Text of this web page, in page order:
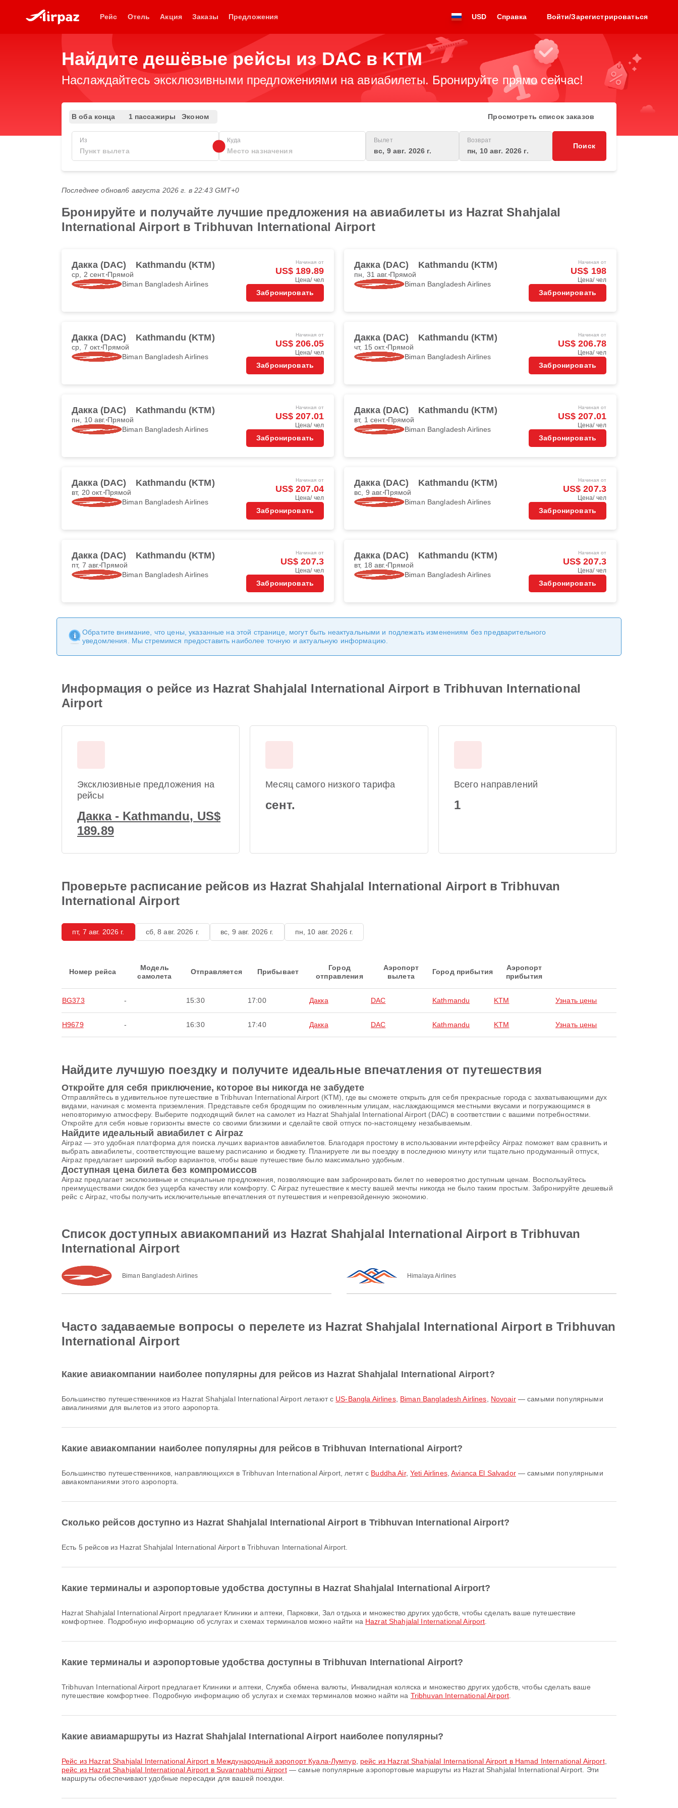
Рейс Отель Акция Заказы Предложения USD Справка Войти/Зарегистрироваться
Найдите дешёвые рейсы из DAC в KTM
Наслаждайтесь эксклюзивными предложениями на авиабилеты. Бронируйте прямо сейчас!
В оба конца 1 пассажиры Эконом Просмотреть список заказов
Из Куда Вылет
вс, 9 авг. 2026 г.
Возврат
пн, 10 авг. 2026 г.
Поиск
Последнее обновл6 августа 2026 г. в 22:43 GMT+0
Бронируйте и получайте лучшие предложения на авиабилеты из Hazrat Shahjalal
International Airport в Tribhuvan International Airport
Дакка (DAC) Kathmandu (KTM)
ср, 2 сент. Прямой
Biman Bangladesh Airlines
Начиная от
US$ 189.89
Цена/ чел
Забронировать
Дакка (DAC) Kathmandu (KTM)
пн, 31 авг. Прямой
Biman Bangladesh Airlines
Начиная от
US$ 198
Цена/ чел
Забронировать
Дакка (DAC) Kathmandu (KTM)
ср, 7 окт. Прямой
Biman Bangladesh Airlines
Начиная от
US$ 206.05
Цена/ чел
Забронировать
Дакка (DAC) Kathmandu (KTM)
чт, 15 окт. Прямой
Biman Bangladesh Airlines
Начиная от
US$ 206.78
Цена/ чел
Забронировать
Дакка (DAC) Kathmandu (KTM)
пн, 10 авг. Прямой
Biman Bangladesh Airlines
Начиная от
US$ 207.01
Цена/ чел
Забронировать
Дакка (DAC) Kathmandu (KTM)
вт, 1 сент. Прямой
Biman Bangladesh Airlines
Начиная от
US$ 207.01
Цена/ чел
Забронировать
Дакка (DAC) Kathmandu (KTM)
вт, 20 окт. Прямой
Biman Bangladesh Airlines
Начиная от
US$ 207.04
Цена/ чел
Забронировать
Дакка (DAC) Kathmandu (KTM)
вс, 9 авг. Прямой
Biman Bangladesh Airlines
Начиная от
US$ 207.3
Цена/ чел
Забронировать
Дакка (DAC) Kathmandu (KTM)
пт, 7 авг. Прямой
Biman Bangladesh Airlines
Начиная от
US$ 207.3
Цена/ чел
Забронировать
Дакка (DAC) Kathmandu (KTM)
вт, 18 авг. Прямой
Biman Bangladesh Airlines
Начиная от
US$ 207.3
Цена/ чел
Забронировать
Обратите внимание, что цены, указанные на этой странице, могут быть неактуальными и подлежать изменениям без предварительного
уведомления. Мы стремимся предоставить наиболее точную и актуальную информацию.
Информация о рейсе из Hazrat Shahjalal International Airport в Tribhuvan International
Airport
Эксклюзивные предложения на
рейсы
Дакка - Kathmandu, US$
189.89
Месяц самого низкого тарифа
сент.
Всего направлений
1
Проверьте расписание рейсов из Hazrat Shahjalal International Airport в Tribhuvan
International Airport
пт, 7 авг. 2026 г. сб, 8 авг. 2026 г. вс, 9 авг. 2026 г. пн, 10 авг. 2026 г.
Номер рейса
Модель
самолета
Отправляется Прибывает
Город
отправления
Аэропорт
вылета
Город прибытия
Аэропорт
прибытия
BG373 - 15:30 17:00 Дакка DAC Kathmandu KTM Узнать цены
H9679 - 16:30 17:40 Дакка DAC Kathmandu KTM Узнать цены
Найдите лучшую поездку и получите идеальные впечатления от путешествия
Откройте для себя приключение, которое вы никогда не забудете
Отправляйтесь в удивительное путешествие в Tribhuvan International Airport (KTM), где вы сможете открыть для себя прекрасные города с захватывающими дух
видами, начиная с момента приземления. Представьте себя бродящим по оживленным улицам, наслаждающимся местными вкусами и погружающимся в
неповторимую атмосферу. Выберите подходящий билет на самолет из Hazrat Shahjalal International Airport (DAC) в соответствии с вашими потребностями.
Откройте для себя новые горизонты вместе со своими близкими и сделайте свой отпуск по-настоящему незабываемым.
Найдите идеальный авиабилет с Airpaz
Airpaz — это удобная платформа для поиска лучших вариантов авиабилетов. Благодаря простому в использовании интерфейсу Airpaz поможет вам сравнить и
выбрать авиабилеты, соответствующие вашему расписанию и бюджету. Планируете ли вы поездку в последнюю минуту или тщательно продуманный отпуск,
Airpaz предлагает широкий выбор вариантов, чтобы ваше путешествие было максимально удобным.
Доступная цена билета без компромиссов
Airpaz предлагает эксклюзивные и специальные предложения, позволяющие вам забронировать билет по невероятно доступным ценам. Воспользуйтесь
преимуществами скидок без ущерба качеству или комфорту. С Airpaz путешествие к месту вашей мечты никогда не было таким простым. Забронируйте дешевый
рейс с Airpaz, чтобы получить исключительные впечатления от путешествия и непревзойденную экономию.
Список доступных авиакомпаний из Hazrat Shahjalal International Airport в Tribhuvan
International Airport
Biman Bangladesh Airlines Himalaya Airlines
Часто задаваемые вопросы о перелете из Hazrat Shahjalal International Airport в Tribhuvan
International Airport
Какие авиакомпании наиболее популярны для рейсов из Hazrat Shahjalal International Airport?
Большинство путешественников из Hazrat Shahjalal International Airport летают с US-Bangla Airlines, Biman Bangladesh Airlines Novoair— самыми популярными
авиалиниями для вылетов из этого аэропорта.
Какие авиакомпании наиболее популярны для рейсов в Tribhuvan International Airport?
Большинство путешественников, направляющихся в Tribhuvan International Airport, летят с Buddha Air,Yeti Airlines,Avianca El Salvador— самыми популярными
авиакомпаниями этого аэропорта.
Сколько рейсов доступно из Hazrat Shahjalal International Airport в Tribhuvan International Airport?
Есть 5 рейсов из Hazrat Shahjalal International Airport в Tribhuvan International Airport.
Какие терминалы и аэропортовые удобства доступны в Hazrat Shahjalal International Airport?
Hazrat Shahjalal International Airport предлагает Клиники и аптеки, Парковки, Зал отдыха и множество других удобств, чтобы сделать ваше путешествие
комфортнее. Подробную информацию об услугах и схемах терминалов можно найти на Hazrat Shahjalal International Airport
Какие терминалы и аэропортовые удобства доступны в Tribhuvan International Airport?
Tribhuvan International Airport предлагает Клиники и аптеки, Служба обмена валюты, Инвалидная коляска и множество других удобств, чтобы сделать ваше
путешествие комфортнее. Подробную информацию об услугах и схемах терминалов можно найти на Tribhuvan International Airport
Какие авиамаршруты из Hazrat Shahjalal International Airport наиболее популярны?
рейс из Hazrat Shahjalal International Airport в Международный аэропорт Куала-Лумпур, рейс из Hazrat Shahjalal International Airport в Hamad International Airport,
рейс из Hazrat Shahjalal International Airport в Suvarnabhumi Airport— самые популярные аэропортовые маршруты из Hazrat Shahjalal International Airport. Эти
маршруты обеспечивают удобные пересадки для вашей поездки.